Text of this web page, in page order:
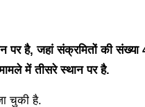
पर है, जहां संक्रमितों की
में तीसरे स्थान पर है.
चुकी है.